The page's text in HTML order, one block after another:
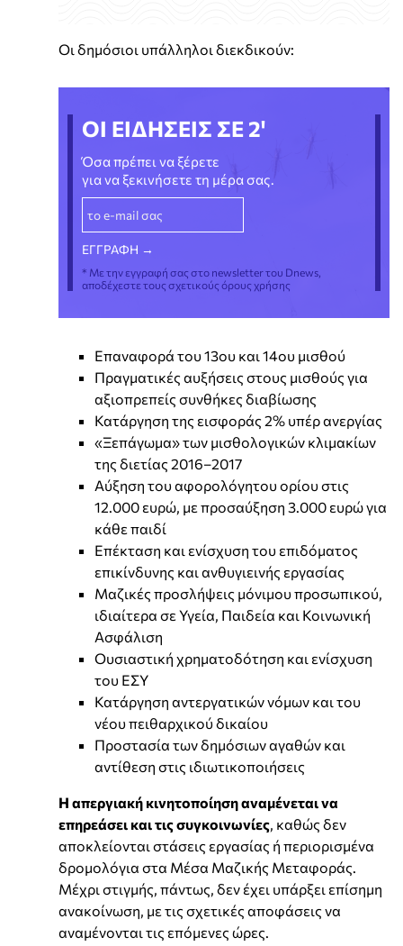
Οι δημόσιοι υπάλληλοι διεκδικούν:
ΟΙ ΕΙΔΗΣΕΙΣ ΣΕ 2'
Όσα πρέπει να ξέρετε
για να ξεκινήσετε τη μέρα σας.
* Με την εγγραφή σας στο newsletter του Dnews,
αποδέχεστε τους σχετικούς όρους χρήσης
Επαναφορά του 13ου και 14ου μισθού
Πραγματικές αυξήσεις στους μισθούς για
αξιοπρεπείς συνθήκες διαβίωσης
Κατάργηση της εισφοράς 2% υπέρ ανεργίας
«Ξεπάγωμα» των μισθολογικών κλιμακίων
της διετίας 2016–2017
Αύξηση του αφορολόγητου ορίου στις
12.000 ευρώ, με προσαύξηση 3.000 ευρώ για
κάθε παιδί
Επέκταση και ενίσχυση του επιδόματος
επικίνδυνης και ανθυγιεινής εργασίας
Μαζικές προσλήψεις μόνιμου προσωπικού,
ιδιαίτερα σε Υγεία, Παιδεία και Κοινωνική
Ασφάλιση
Ουσιαστική χρηματοδότηση και ενίσχυση
του ΕΣΥ
Κατάργηση αντεργατικών νόμων και του
νέου πειθαρχικού δικαίου
Προστασία των δημόσιων αγαθών και
αντίθεση στις ιδιωτικοποιήσεις
Η απεργιακή κινητοποίηση αναμένεται να
επηρεάσει και τις συγκοινωνίες , καθώς δεν
αποκλείονται στάσεις εργασίας ή περιορισμένα
δρομολόγια στα Μέσα Μαζικής Μεταφοράς.
Μέχρι στιγμής, πάντως, δεν έχει υπάρξει επίσημη
ανακοίνωση, με τις σχετικές αποφάσεις να
αναμένονται τις επόμενες ώρες.